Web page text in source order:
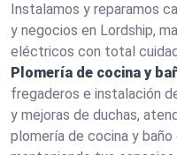
Instalamos y reparamos
y negocios en Lordship,
eléctricos con total
Plomería de cocina y
fregaderos e instalación
y mejoras de duchas,
plomería de cocina y